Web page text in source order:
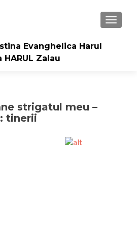
Evanghelica Harul
HARUL Zalau
strigatul meu –
tinerii